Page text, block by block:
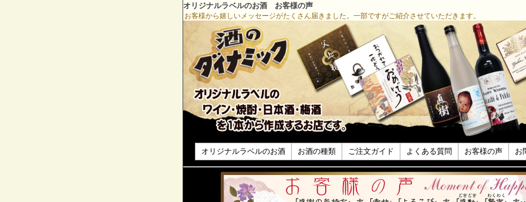
オリジナルラベルのお酒 お客様の声
お客様から嬉しいメッセージがたくさん届きました。一部ですがご紹介させていただきます。
オリジナルラベルのお酒 お酒の種類 ご注文ガイド よくある質問 お客様の声 お